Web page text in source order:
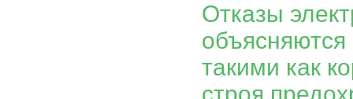
Отказы
такими как